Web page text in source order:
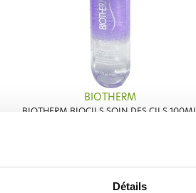
Détails
BIOTHERM
BIOTHERM BIOCILS SOIN DES CILS 100ML